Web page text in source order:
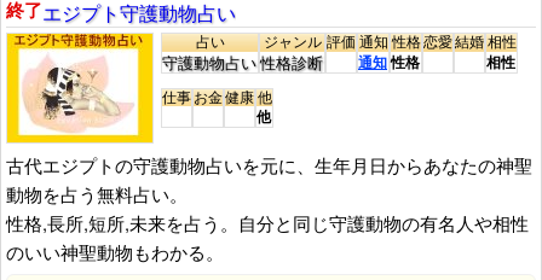
終了エジプト守護動物占い
占い
守護動物占い
ジャンル
性格診断
評価通知
通知
性格
性格
恋愛結婚相性
相性
仕事お金健康他
他
古代エジプトの守護動物占いを元に、生年月日からあなたの神聖
動物を占う無料占い。
性格,長所,短所,未来を占う。自分と同じ守護動物の有名人や相性
のいい神聖動物もわかる。